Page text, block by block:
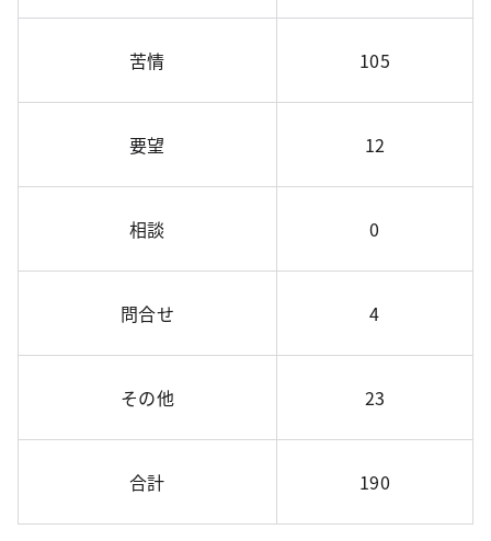
苦情 105
要望 12
相談 0
問合せ 4
その他 23
合計 190